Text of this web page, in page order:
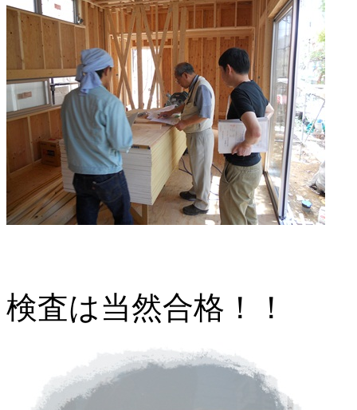
検査は当然合格！！